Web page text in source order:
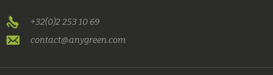
+32(0)2 253 10 69
contact@anygreen.com